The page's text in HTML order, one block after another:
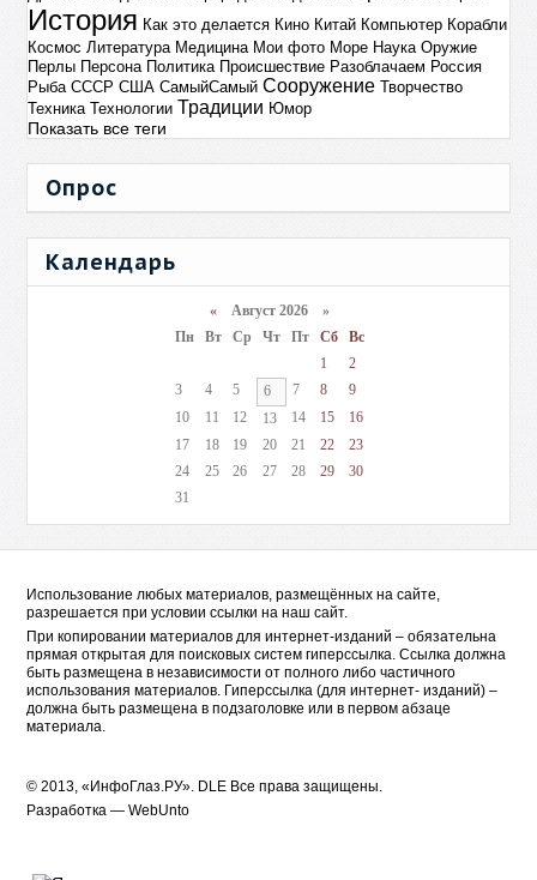
История Как это делается Кино Китай Компьютер Корабли
Космос Литература Медицина Мои фото Море Наука Оружие
Перлы Персона Политика Происшествие Разоблачаем Россия
Рыба СССР США СамыйСамый Сооружение Творчество
Техника Технологии Традиции Юмор
Показать все теги
Опрос
Календарь
«Август 2026 »
Пн
Вт Ср Чт Пт Сб
Вс
1
2
3
4 5 6 7 8
9
10
11 12 13 14 15
16
17
18 19 20 21 22
23
24
25 26 27 28 29
30
31
Использование любых материалов, размещённых на сайте,
разрешается при условии ссылки на наш сайт.
При копировании материалов для интернет-изданий – обязательна
прямая открытая для поисковых систем гиперссылка. Ссылка должна
быть размещена в независимости от полного либо частичного
использования материалов. Гиперссылка (для интернет- изданий) –
должна быть размещена в подзаголовке или в первом абзаце
материала.
© 2013, «ИнфоГлаз.РУ». DLE Все права защищены.
Разработка —WebUnto